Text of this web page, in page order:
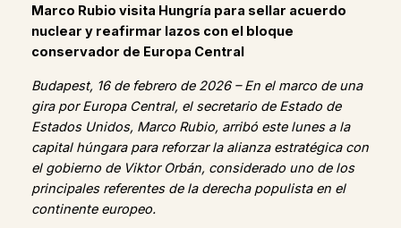
Marco Rubio visita Hungría para sellar acuerdo
nuclear y reafirmar lazos con el bloque
conservador de Europa Central
Budapest, 16 de febrero de 2026 – En el marco de una
gira por Europa Central, el secretario de Estado de
Estados Unidos, Marco Rubio, arribó este lunes a la
capital húngara para reforzar la alianza estratégica con
el gobierno de Viktor Orbán, considerado uno de los
principales referentes de la derecha populista en el
continente europeo.